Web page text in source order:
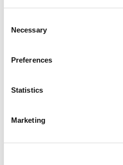
Selection
Necessary
Preferences
Statistics
Marketing
Kosttilskud med valle og aminosyrer